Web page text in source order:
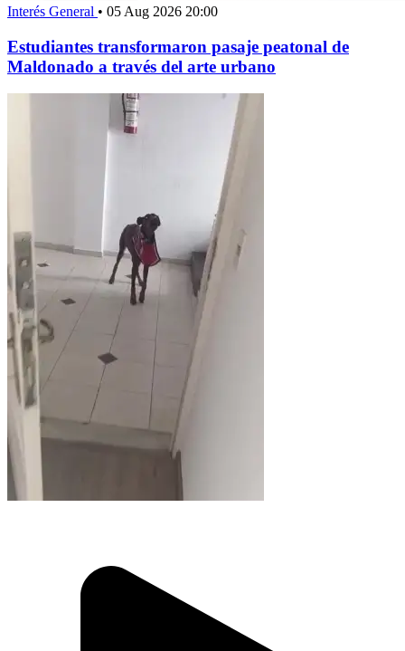
Interés General • 05 Aug 2026 20:00
Estudiantes transformaron pasaje peatonal de
Maldonado a través del arte urbano